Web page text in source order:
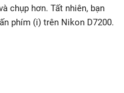
chụp hơn. Tất nhiên, bạn
phím (i) trên Nikon D7200.